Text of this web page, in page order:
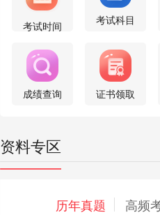
考试时间 考试科目
成绩查询 证书领取
资料专区
历年真题 高频